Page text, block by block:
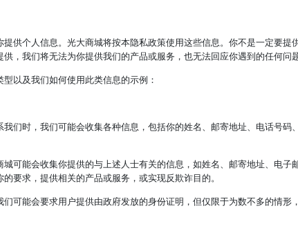
供个人信息。光大商城将按本隐私政策使用这些信息。你不是一定要提
，我们将无法为你提供我们的产品或服务，也无法回应你遇到的任何问题
以及我们如何使用此类信息的示例：
们时，我们可能会收集各种信息，包括你的姓名、邮寄地址、电话号码
可能会收集你提供的与上述人士有关的信息，如姓名、邮寄地址、电子
要求，提供相关的产品或服务，或实现反欺诈目的。
可能会要求用户提供由政府发放的身份证明，但仅限于为数不多的情形